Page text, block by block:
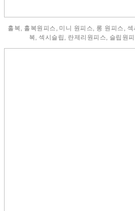
홀복, 홀복원피스, 미니 원피스, 롱 원피스,
복, 섹시슬립, 란제리원피스, 슬립원